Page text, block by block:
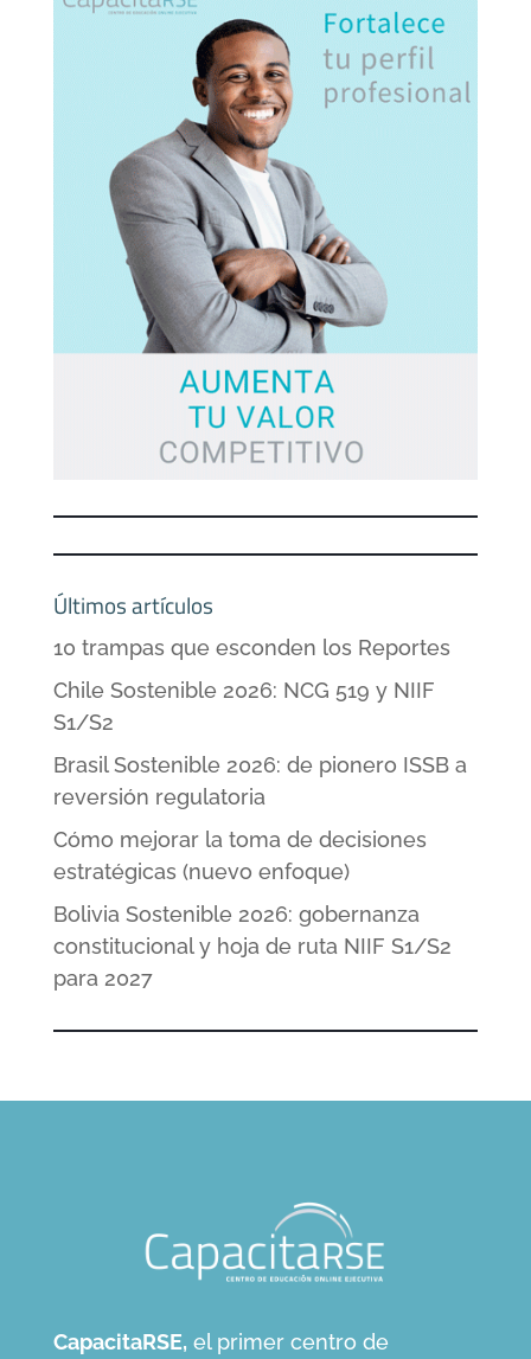
Últimos artículos
10 trampas que esconden los Reportes
Chile Sostenible 2026: NCG 519 y NIIF
S1/S2
Brasil Sostenible 2026: de pionero ISSB a
reversión regulatoria
Cómo mejorar la toma de decisiones
estratégicas (nuevo enfoque)
Bolivia Sostenible 2026: gobernanza
constitucional y hoja de ruta NIIF S1/S2
para 2027
CapacitaRSE, el primer centro de